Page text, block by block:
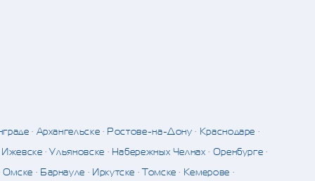
· Архангельске· Ростове-на-Дону· Краснодаре ·
Ижевске·Ульяновске · Набережных Челнах· Оренбурге·
Омске · Барнауле · Иркутске ·Томске· Кемерове ·